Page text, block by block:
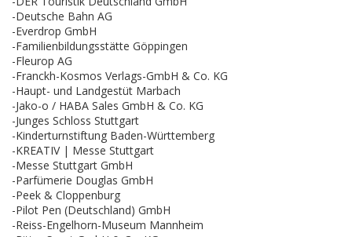
-Deutsche Bahn AG
-Everdrop GmbH
-Familienbildungsstätte Göppingen
-Fleurop AG
-Franckh-Kosmos Verlags-GmbH & Co. KG
-Haupt- und Landgestüt Marbach
-Jako-o / HABA Sales GmbH & Co. KG
-Junges Schloss Stuttgart
-Kinderturnstiftung Baden-Württemberg
-KREATIV | Messe Stuttgart
-Messe Stuttgart GmbH
-Parfümerie Douglas GmbH
-Peek & Cloppenburg
-Pilot Pen (Deutschland) GmbH
-Reiss-Engelhorn-Museum Mannheim